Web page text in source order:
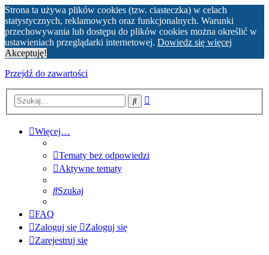
Strona ta używa plików cookies (tzw. ciasteczka) w celach
statystycznych, reklamowych oraz funkcjonalnych. Warunki
przechowywania lub dostępu do plików cookies można określić w
ustawieniach przeglądarki internetowej. Dowiedz się więcej
Akceptuję!
Przejdź do zawartości
Szukaj
Więcej…
Tematy bez odpowiedzi
Aktywne tematy
Szukaj
FAQ
Zaloguj się
Zaloguj się
Zarejestruj się